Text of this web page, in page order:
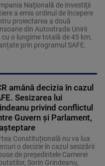
Naţională de Investiţii
a emis ordinul de începere
proiectarea a două
din Autostrada Unirii
cu o lungime totală de 45 km,
prin programul SAFE.
amână decizia în cazul
Sesizarea lui
privind conflictul
Guvern și Parlament,
Constituțională nu va lua
o decizie în cazul sesizării
de președintele Camerei
Sorin Grindeanu,